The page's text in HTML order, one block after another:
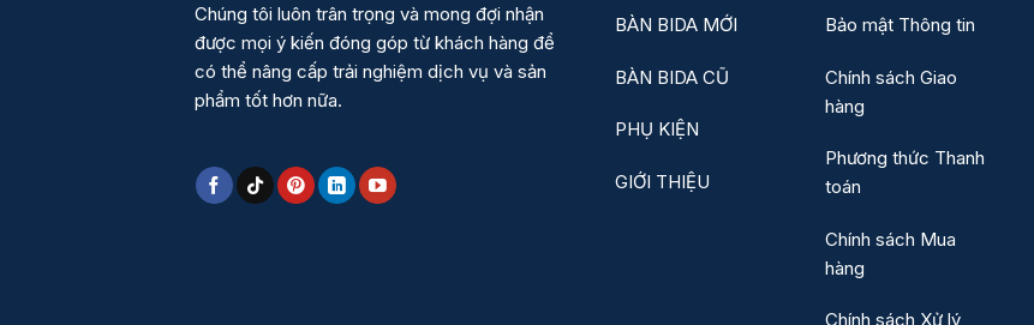
Chúng tôi luôn trân trọng và mong đợi nhận
được mọi ý kiến đóng góp từ khách hàng để
có thể nâng cấp trải nghiệm dịch vụ và sản
phẩm tốt hơn nữa.
BÀN BIDA MỚI
BÀN BIDA CŨ
PHỤ KIỆN
GIỚI THIỆU
Bảo mật Thông tin
Chính sách Giao
hàng
Phương thức Thanh
toán
Chính sách Mua
hàng
Chính sách Xử lý